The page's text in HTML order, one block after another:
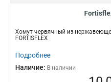
Хомут червячный из
FORTISFLEX
Подробнее
Наличие: В наличии